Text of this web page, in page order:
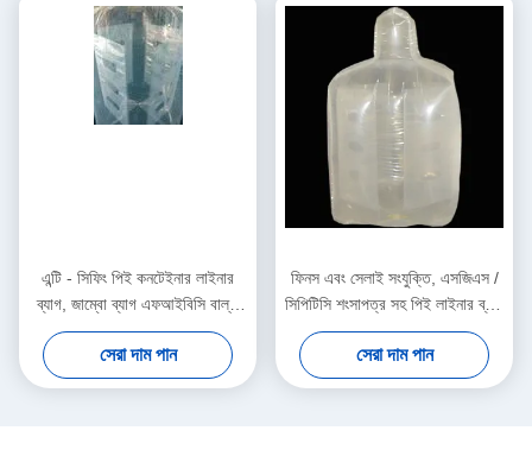
এন্টি - সিফিং পিই কনটেইনার লাইনার
ব্যাগ, জাম্বো ব্যাগ এফআইবিসি বাল্ক
ব্যাগ 4 মিলের পুরুত্ব
সেরা দাম পান
ফিনস এবং সেলাই সংযুক্তি, এসজিএস /
সিপিটিসি শংসাপত্র সহ পিই লাইনার ব্যাগ
সাফ করুন
সেরা দাম পান